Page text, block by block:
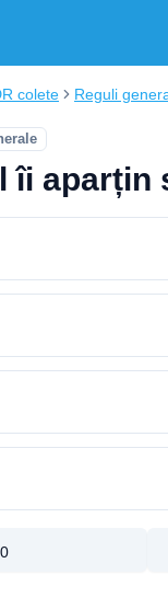
colete Reguli
îi